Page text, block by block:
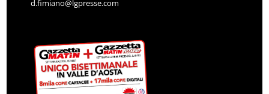
d.fimiano@lgpresse.com